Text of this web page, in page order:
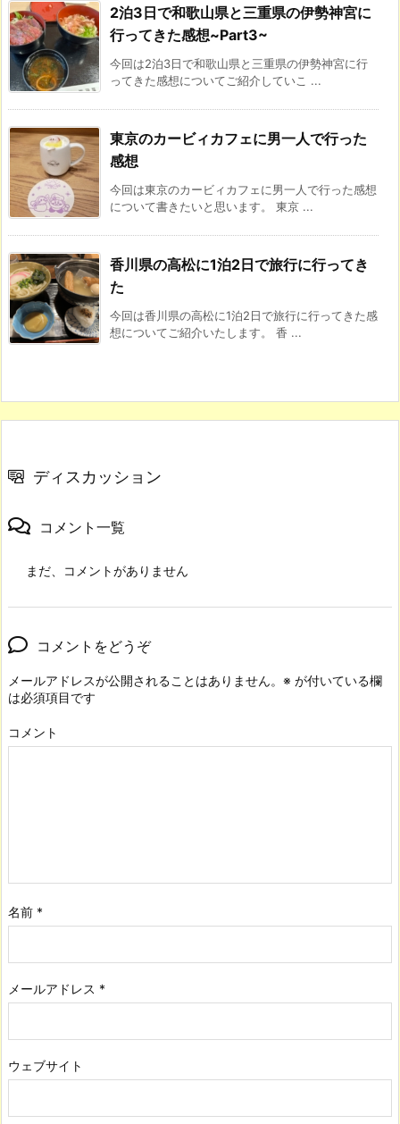
2泊3日で和歌山県と三重県の伊勢神宮に
行ってきた感想~Part3~
今回は2泊3日で和歌山県と三重県の伊勢神宮に行
ってきた感想についてご紹介していこ ...
東京のカービィカフェに男一人で行った
感想
今回は東京のカービィカフェに男一人で行った感想
について書きたいと思います。 東京 ...
香川県の高松に1泊2日で旅行に行ってき
た
今回は香川県の高松に1泊2日で旅行に行ってきた感
想についてご紹介いたします。 香 ...
ディスカッション
コメント一覧
まだ、コメントがありません
コメントをどうぞ
メールアドレスが公開されることはありません。 ※ が付いている欄
は必須項目です
コメント
名前 *
メールアドレス *
ウェブサイト